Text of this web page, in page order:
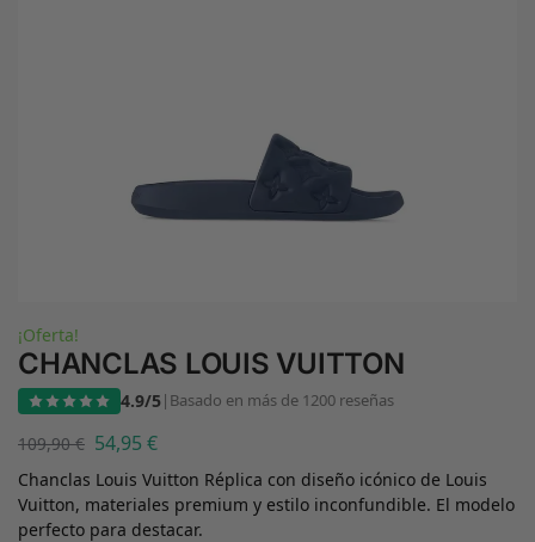
¡Oferta!
CHANCLAS LOUIS VUITTON
4.9/5| Basado en más de 1200 reseñas
109,90€ 54,95 €
Chanclas Louis Vuitton Réplica con diseño icónico de Louis
Vuitton, materiales premium y estilo inconfundible. El modelo
perfecto para destacar.